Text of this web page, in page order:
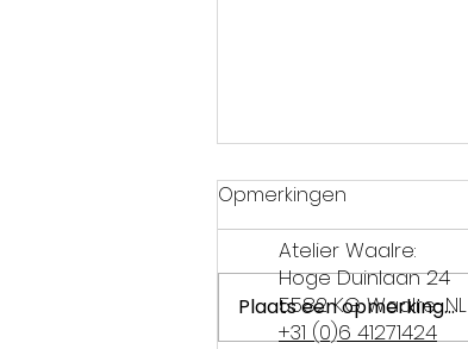
Opmerkingen
Plaats een opmerking...
Atelier Waalre:
Hoge Duinlaan 24
5582 KG Waalre-NL
+31 (0)6 41271424